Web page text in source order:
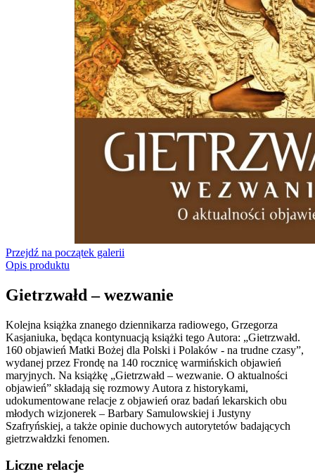
Przejdź na początek galerii
Opis produktu
Gietrzwałd – wezwanie
Kolejna książka znanego dziennikarza radiowego, Grzegorza
Kasjaniuka, będąca kontynuacją książki tego Autora: „Gietrzwałd.
160 objawień Matki Bożej dla Polski i Polaków - na trudne czasy”,
wydanej przez Frondę na 140 rocznicę warmińskich objawień
maryjnych. Na książkę „Gietrzwałd – wezwanie. O aktualności
objawień” składają się rozmowy Autora z historykami,
udokumentowane relacje z objawień oraz badań lekarskich obu
młodych wizjonerek – Barbary Samulowskiej i Justyny
Szafryńskiej, a także opinie duchowych autorytetów badających
gietrzwałdzki fenomen.
Liczne relacje